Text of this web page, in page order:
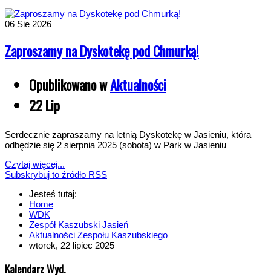
06 Sie 2026
Zaproszamy na Dyskotekę pod Chmurką!
Opublikowano wAktualności
22 Lip
Serdecznie zapraszamy na letnią Dyskotekę w Jasieniu, która
odbędzie się 2 sierpnia 2025 (sobota) w Park w Jasieniu
Czytaj więcej...
Subskrybuj to źródło RSS
Jesteś tutaj:
Home
WDK
Zespół Kaszubski Jasień
Aktualności Zespołu Kaszubskiego
wtorek, 22 lipiec 2025
Kalendarz Wyd.